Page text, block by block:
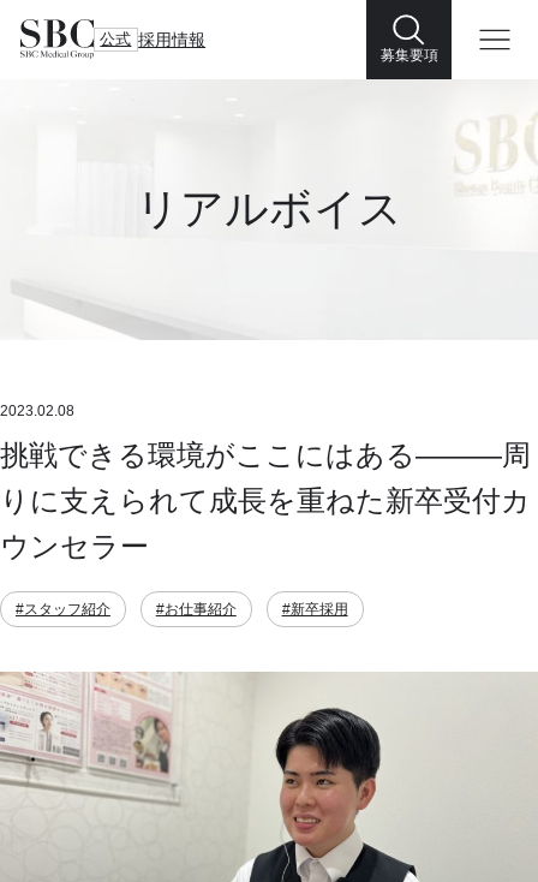
公式 採用情報
募集要項
リアルボイス
2023.02.08
挑戦できる環境がここにはある―――周
りに支えられて成長を重ねた新卒受付カ
ウンセラー
#スタッフ紹介 #お仕事紹介 #新卒採用